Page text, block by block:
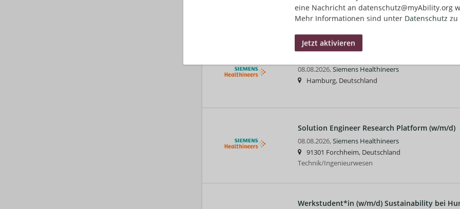
eine Nachricht an datenschutz@myAbility.org
Mehr Informationen sind unter Datenschutz zu
Magdeburg, Deutschland
Technik/Ingenieurwesen
08.08.2026, Siemens Healthineers
Hamburg, Deutschland
Solution Engineer Research Platform (w/m/d)
08.08.2026, Siemens Healthineers
91301 Forchheim, Deutschland
Technik/Ingenieurwesen
Werkstudent*in (w/m/d) Sustainability bei